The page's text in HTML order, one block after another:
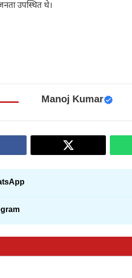
उपस्थित थे।
Manoj Kumar